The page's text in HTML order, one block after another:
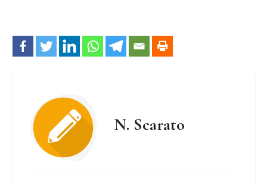
N. Scarato